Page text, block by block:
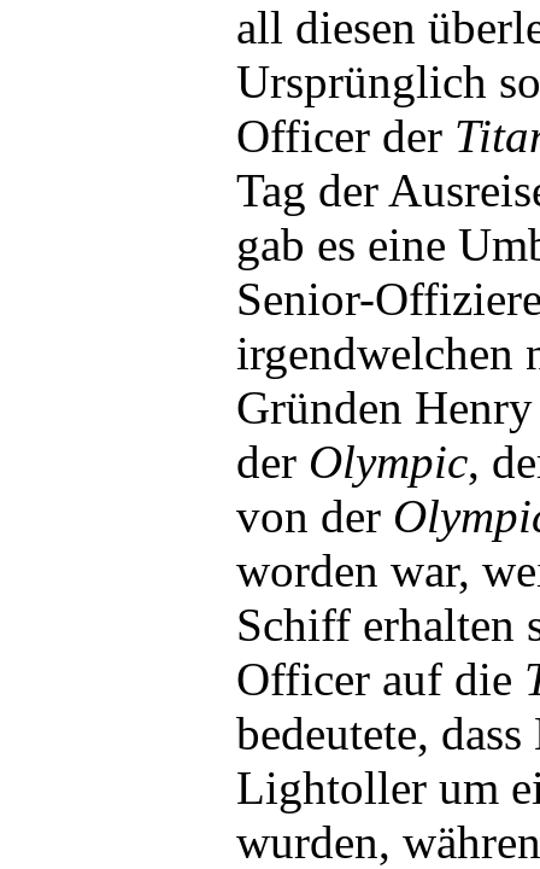
all diesen
Ursprünglich
Officer der
Tag der
gab es eine
Senior-
irgendwelchen
Gründen
der Olympic,
von der
worden war,
Schiff erhalten
Officer auf die
bedeutete,
Lightoller um
wurden,